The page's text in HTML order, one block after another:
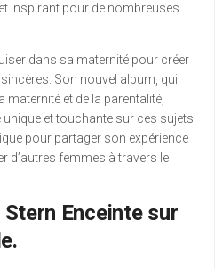
inspirant pour de nombreuses
dans sa maternité pour créer
Son nouvel album, qui
et de la parentalité,
et touchante sur ces sujets.
pour partager son expérience
d’autres femmes à travers le
Stern Enceinte sur